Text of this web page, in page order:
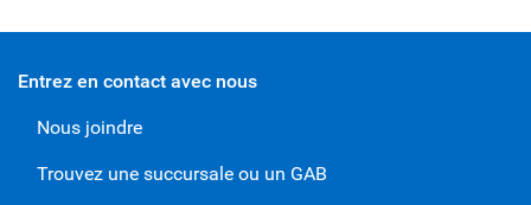
Entrez en contact avec nous
Nous joindre
Trouvez une succursale ou un GAB